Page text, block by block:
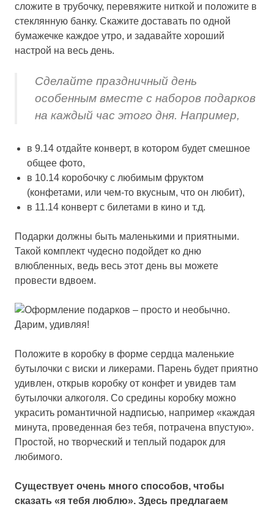
сложите в трубочку, перевяжите ниткой и положите в
стеклянную банку. Скажите доставать по одной
бумажечке каждое утро, и задавайте хороший
настрой на весь день.
Сделайте праздничный день
особенным вместе с наборов подарков
на каждый час этого дня. Например,
в 9.14 отдайте конверт, в котором будет смешное
общее фото,
в 10.14 коробочку с любимым фруктом
(конфетами, или чем-то вкусным, что он любит),
в 11.14 конверт с билетами в кино и т.д.
Подарки должны быть маленькими и приятными.
Такой комплект чудесно подойдет ко дню
влюбленных, ведь весь этот день вы можете
провести вдвоем.
Положите в коробку в форме сердца маленькие
бутылочки с виски и ликерами. Парень будет приятно
удивлен, открыв коробку от конфет и увидев там
бутылочки алкоголя. Со средины коробку можно
украсить романтичной надписью, например «каждая
минута, проведенная без тебя, потрачена впустую».
Простой, но творческий и теплый подарок для
любимого.
Существует очень много способов, чтобы
сказать «я тебя люблю». Здесь предлагаем